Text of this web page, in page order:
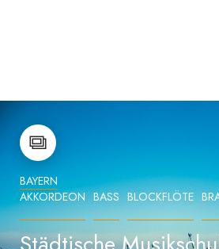
BAYERN
AKKORDEON BASS BLOCKFLÖTE